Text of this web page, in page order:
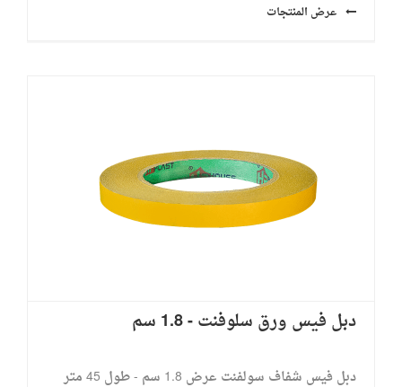
عرض المنتجات
دبل فيس ورق سلوفنت - 1.8 سم
دبل فيس شفاف سولفنت عرض 1.8 سم - طول 45 متر